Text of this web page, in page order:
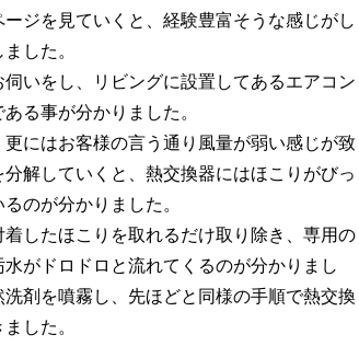
ジを見ていくと、経験豊富そうな感じがし
した。
いをし、リビングに設置してあるエアコン
る事が分かりました。
にはお客様の言う通り風量が弱い感じが致
解していくと、熱交換器にはほこりがびっ
のが分かりました。
したほこりを取れるだけ取り除き、専用の
がドロドロと流れてくるのが分かりまし
剤を噴霧し、先ほどと同様の手順で熱交換
した。